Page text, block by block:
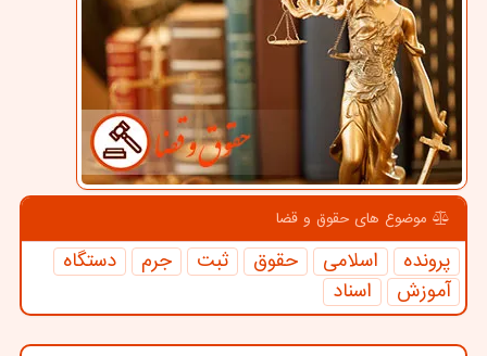
موضوع های حقوق و قضا
پرونده اسلامی حقوق ثبت جرم
دستگاه
آموزش
اسناد